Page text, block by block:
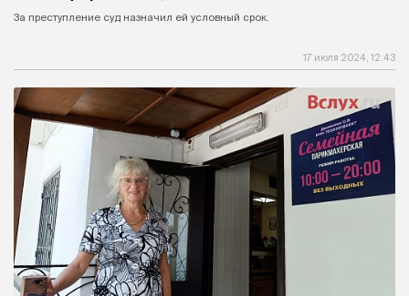
За преступление суд назначил ей условный срок.
17 июля 2024, 12:43